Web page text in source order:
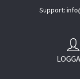
Support: